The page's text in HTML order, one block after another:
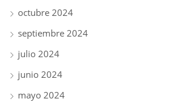
octubre 2024
septiembre 2024
julio 2024
junio 2024
mayo 2024